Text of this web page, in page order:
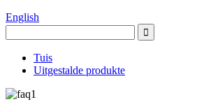
English
Tuis
Uitgestalde produkte